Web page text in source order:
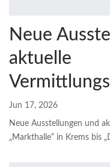
Neue
aktuelle
Jun 17, 2026
Neue Ausstellungen und
„Markthalle“ in Krems bis